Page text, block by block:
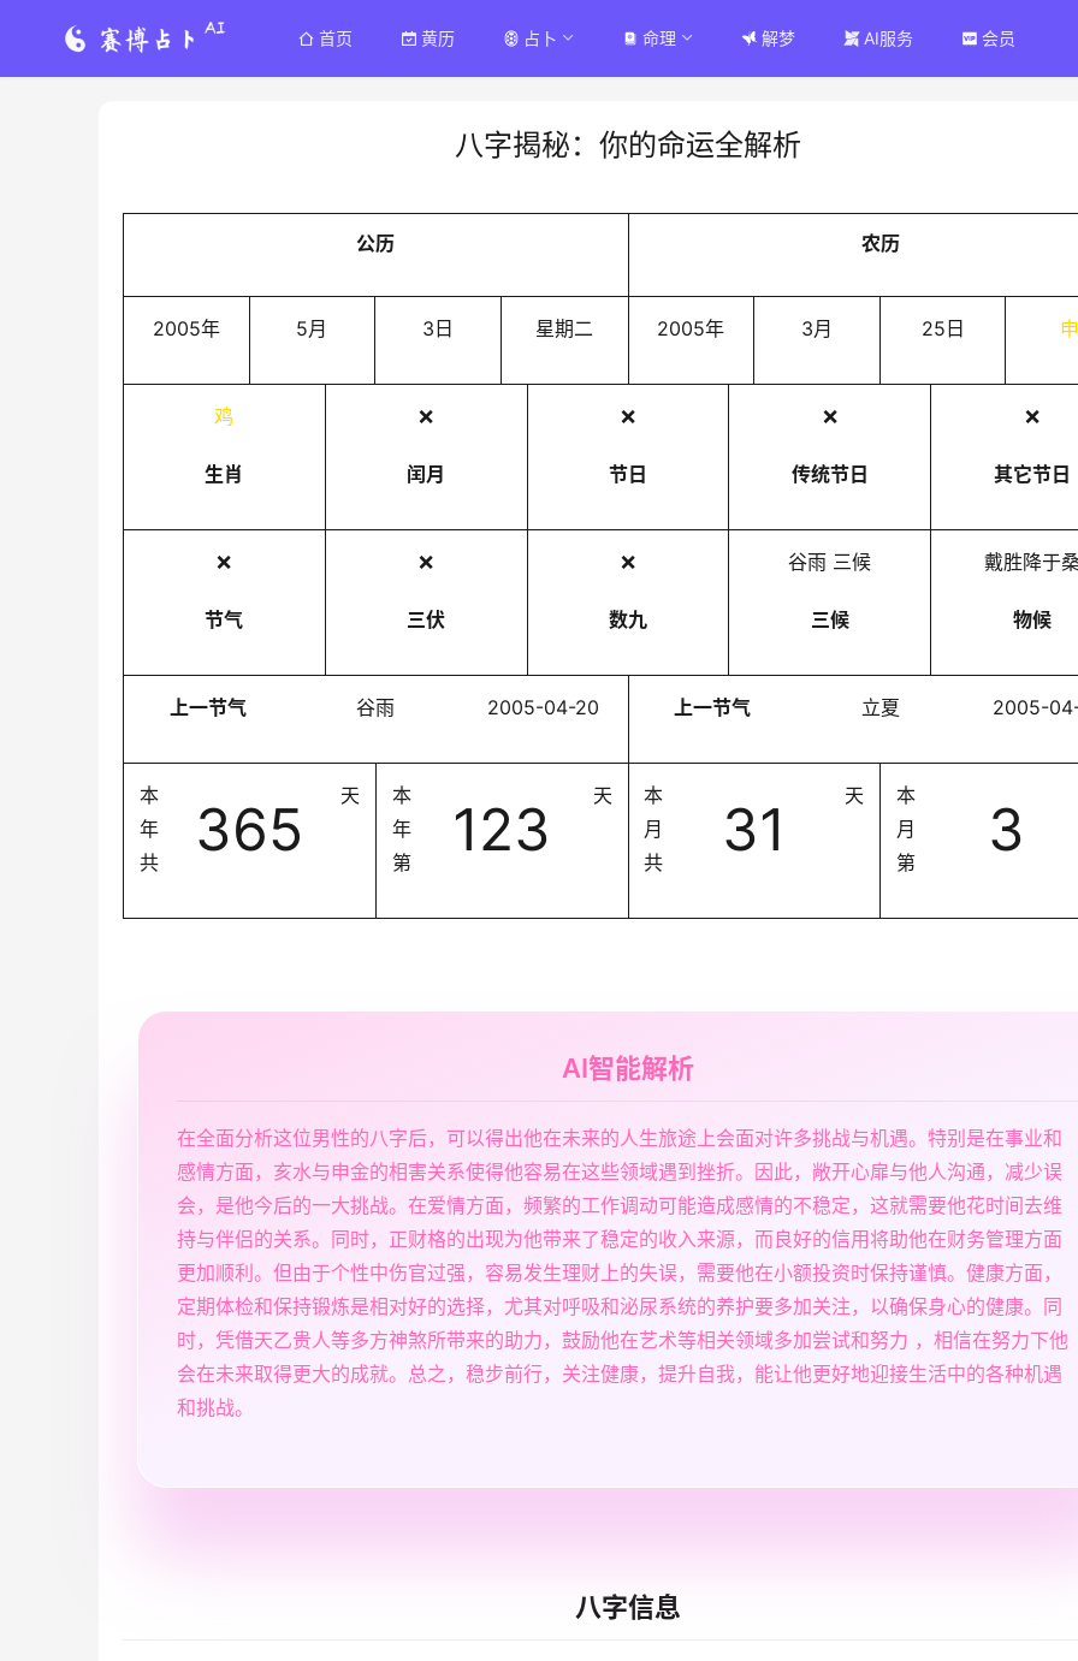
首页 黄历 占卜 命理 解梦 AI服务 会员
八字揭秘：你的命运全解析
公历
2005年 5月 3日 星期二
农历
2005年 3月 25日 申
鸡
生肖
❌
闰月
❌
节日
❌
传统节日
❌
其它节日
❌
节气
❌
三伏
❌
数九
谷雨 三候
三候
戴胜降于
物候
上一节气 谷雨 2005-04-20 上一节气 立夏 2005-
本
年
共
365 天
本
年
第
123 天
本
月
共
31 天
本
月
第
3
AI智能解析
在全面分析这位男性的八字后，可以得出他在未来的人生旅途上会面对许多挑战与机遇。特别是在事业和
感情方面，亥水与申金的相害关系使得他容易在这些领域遇到挫折。因此，敞开心扉与他人沟通，减少误
会，是他今后的一大挑战。在爱情方面，频繁的工作调动可能造成感情的不稳定，这就需要他花时间去维
持与伴侣的关系。同时，正财格的出现为他带来了稳定的收入来源，而良好的信用将助他在财务管理方面
更加顺利。但由于个性中伤官过强，容易发生理财上的失误，需要他在小额投资时保持谨慎。健康方面，
定期体检和保持锻炼是相对好的选择，尤其对呼吸和泌尿系统的养护要多加关注，以确保身心的健康。同
时，凭借天乙贵人等多方神煞所带来的助力，鼓励他在艺术等相关领域多加尝试和努力 ，相信在努力下他
会在未来取得更大的成就。总之，稳步前行，关注健康，提升自我，能让他更好地迎接生活中的各种机遇
和挑战。
八字信息